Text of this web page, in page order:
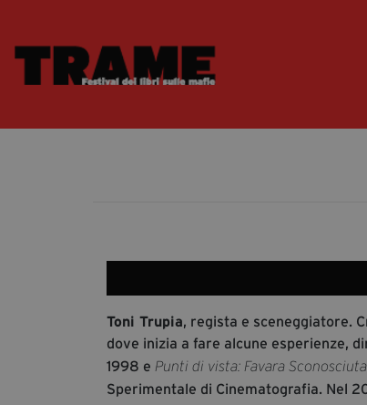
Toni Trupia, regista e sceneggiatore.
dove inizia a fare alcune esperienze,
1998 e Punti di vista: Favara Sconosciuta
Sperimentale di Cinematografia. Nel